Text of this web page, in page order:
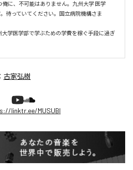
俺に、不可能はありません。九州大学 医学
待っていてください。国立病院機構さま
学医学部で学ぶための学費を稼ぐ手段に過ぎ
古家弘樹
linktr.ee/MUSUBI